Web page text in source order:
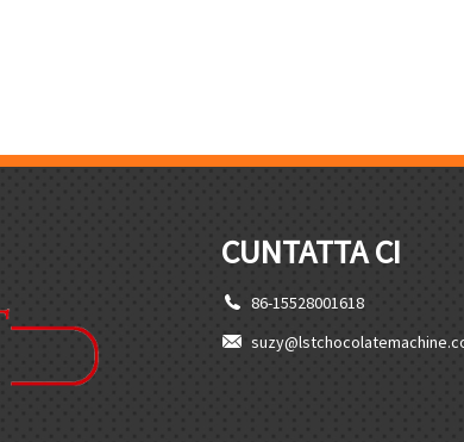
CUNTATTA CI
86-15528001618